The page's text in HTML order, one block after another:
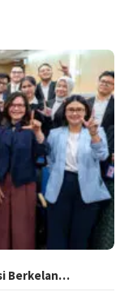
Berkelan…